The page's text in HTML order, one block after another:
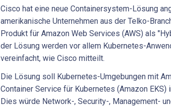
Cisco hat eine neue Containersystem-Lösung
amerikanische Unternehmen aus der Telko-
Produkt für Amazon Web Services (AWS) als
der Lösung werden vor allem Kubernetes-
vereinfacht, wie Cisco mitteilt.
Die Lösung soll Kubernetes-Umgebungen mit
Container Service für Kubernetes (Amazon EKS)
Dies würde Network-, Security-, Management-